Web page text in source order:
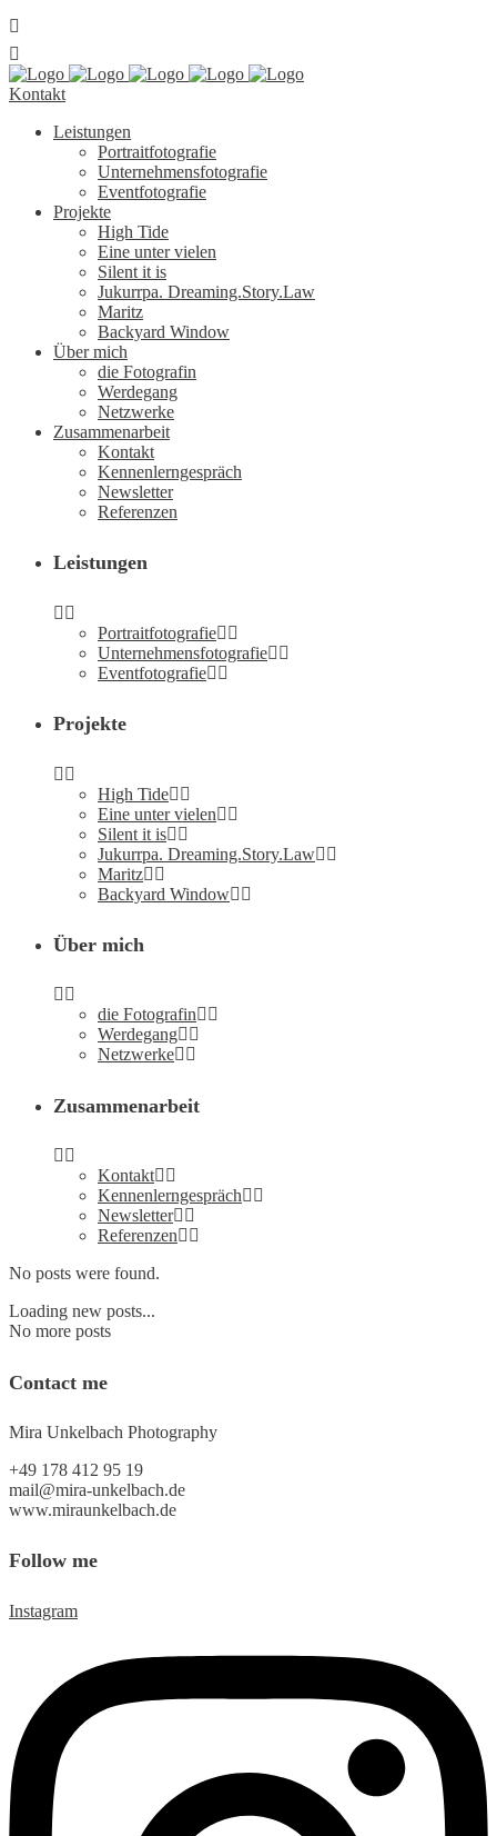
Kontakt
Leis­tun­gen
Por­trait­fo­to­gra­fie
Unter­neh­mens­fo­to­gra­fie
Event­fo­to­gra­fie
Pro­jek­te
High Tide
Eine unter vielen
Silent it is
Jukurr­pa. Dreaming.Story.Law
Maritz
Back­yard Window
Über mich
die Foto­gra­fin
Wer­de­gang
Netz­wer­ke
Zusam­men­ar­beit
Kon­takt
Ken­nen­lern­ge­spräch
News­let­ter
Refe­ren­zen
Leis­tun­gen
Por­trait­fo­to­gra­fie
Unter­neh­mens­fo­to­gra­fie
Event­fo­to­gra­fie
Pro­jek­te
High Tide
Eine unter vielen
Silent it is
Jukurr­pa. Dreaming.Story.Law
Maritz
Back­yard Window
Über mich
die Foto­gra­fin
Wer­de­gang
Netz­wer­ke
Zusam­men­ar­beit
Kon­takt
Ken­nen­lern­ge­spräch
News­let­ter
Refe­ren­zen
No posts were found.
Loading new posts...
No more posts
Cont­act me
Mira Unkel­bach Photography
+49 178 412 95 19
mail@mira-unkelbach.de
www.miraunkelbach.de
Fol­low me
Instagram